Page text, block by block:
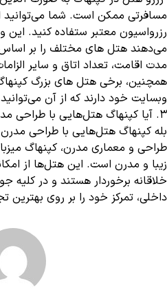
مسافرتی ممکن است. شما می‌توانید
رزرواسیون معتبر ستفاده کنید.
می‌دهند هتل های مختلف را بر اساس
مدت اقامت، تعداد اتاق و سایر
همچنین، برخی هتل های بزرگ
وبسایت خود دارند که از آن
3. آیا کپنهاگ هتل‌هایی با طراحی مدرن دارد؟
بله کپنهاگ هتل‌هایی با طراحی
طراحی و معماری مدرن، کپنهاگ
زیبا و مدرن است. این هتل‌ها از
خلاقانه برخوردار هستند و در کلیه
داخلی، تمرکز خود را بر روی بهترین